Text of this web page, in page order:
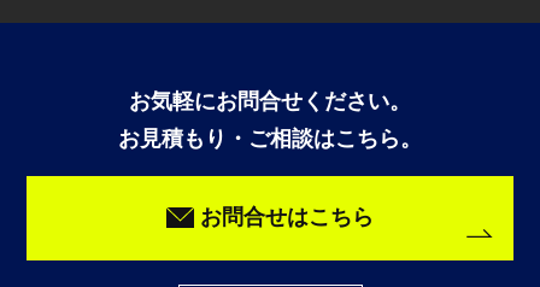
お気軽にお問合せください。
お見積もり・ご相談はこちら。
お問合せはこちら